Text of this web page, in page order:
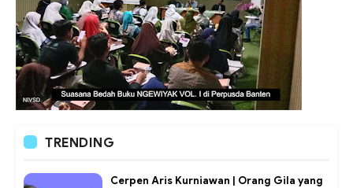
TRENDING
Cerpen Aris Kurniawan | Orang Gila yang